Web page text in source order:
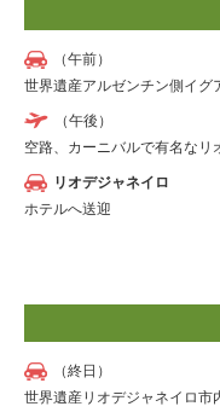
（午前）
世界遺産アルゼンチン側イグ
（午後）
空路、カーニバルで有名なリ
リオデジャネイロ
ホテルへ送迎
（終日）
世界遺産リオデジャネイロ市